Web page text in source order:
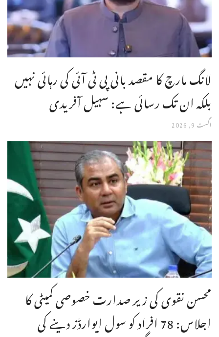
لانگ مارچ کا مقصد بانی پی ٹی آئی کی رہائی نہیں
بلکہ ان تک رسائی ہے: سہیل آفریدی
اگست 9, 2026
محسن نقوی کی زیر صدارت خصوصی کمیٹی کا
اجلاس: 78 افراد کو سول ایوارڈز دینے کی